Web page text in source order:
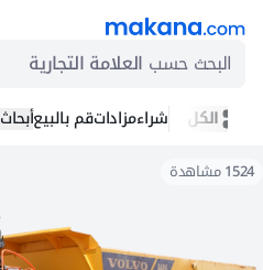
البحث حسب العلامة التجارية
الكل شراءمزاداتقم بالبيعأبحاث
1524مشاهدة